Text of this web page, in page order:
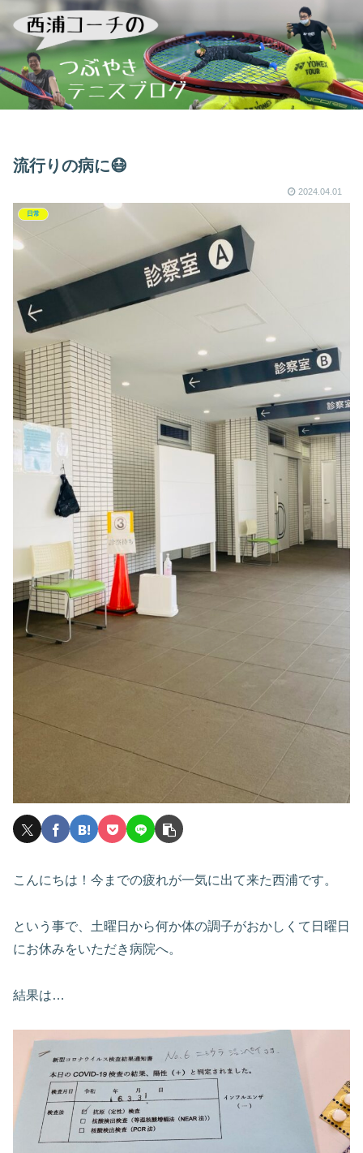
流行りの病に😷
2024.04.01
日常
こんにちは！今までの疲れが一気に出て来た西浦です。
という事で、土曜日から何か体の調子がおかしくて日曜日
にお休みをいただき病院へ。
結果は…